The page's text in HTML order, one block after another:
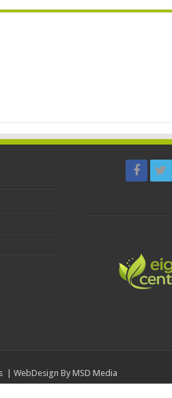
| WebDesign By MSD Media